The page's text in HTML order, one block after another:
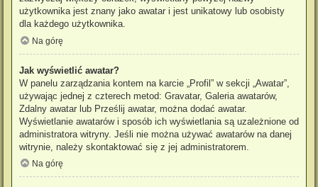
użytkownika jest znany jako awatar i jest unikatowy lub osobisty
dla każdego użytkownika.
Na górę
Jak wyświetlić awatar?
W panelu zarządzania kontem na karcie „Profil” w sekcji „Awatar”,
używając jednej z czterech metod: Gravatar, Galeria awatarów,
Zdalny awatar lub Prześlij awatar, można dodać awatar.
Wyświetlanie awatarów i sposób ich wyświetlania są uzależnione od
administratora witryny. Jeśli nie można używać awatarów na danej
witrynie, należy skontaktować się z jej administratorem.
Na górę